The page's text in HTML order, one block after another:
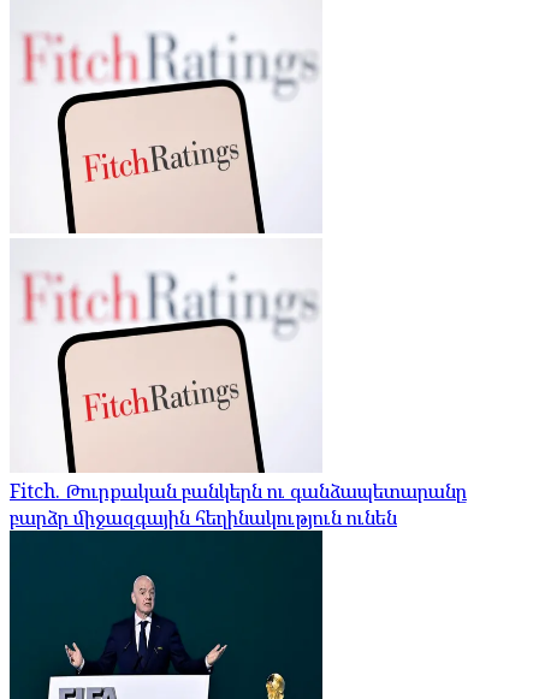
Fitch. Թուրքական բանկերն ու գանձապետարանը
բարձր միջազգային հեղինակություն ունեն